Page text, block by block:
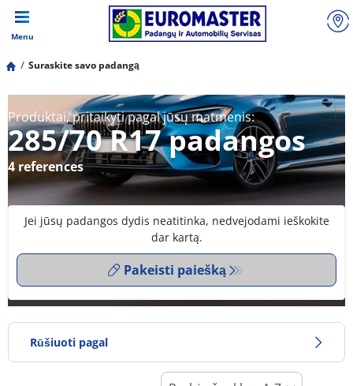
Menu
Suraskite savo padangą
Produktai, pritaikyti pagal jūsų matmenis:
285/70 R17 padangos
4 references
Jei jūsų padangos dydis neatitinka, nedvejodami ieškokite
dar kartą.
Pakeisti paiešką
Rūšiuoti pagal